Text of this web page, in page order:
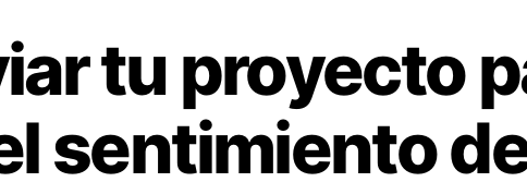
tu proyecto
sentimiento